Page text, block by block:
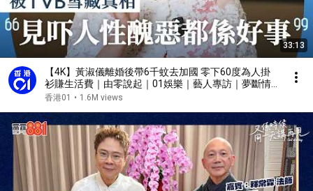
33:13
【4K】黃淑儀離婚後帶6千蚊去加國 零下60度為人掛
衫賺生活費｜由零說起｜01娛樂｜藝人專訪｜夢斷情
天｜倚天屠龍記｜第三類型房客｜蕭十一郎｜
香港01 • 1.6M views